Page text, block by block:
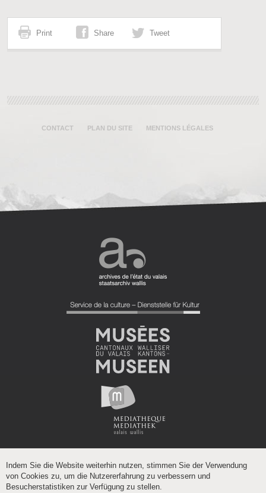
Print Share Tweet
CONTACT PLAN DU SITE MENTIONS LÉGALES
Indem Sie die Website weiterhin nutzen, stimmen Sie der Verwendung
von Cookies zu, um die Nutzererfahrung zu verbessern und
Besucherstatistiken zur Verfügung zu stellen.